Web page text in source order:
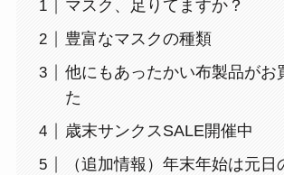
マスク、足りてますか？
豊富なマスクの種類
他にもあったかい布製品がお
た
歳末サンクスSALE開催中
（追加情報）年末年始は元日